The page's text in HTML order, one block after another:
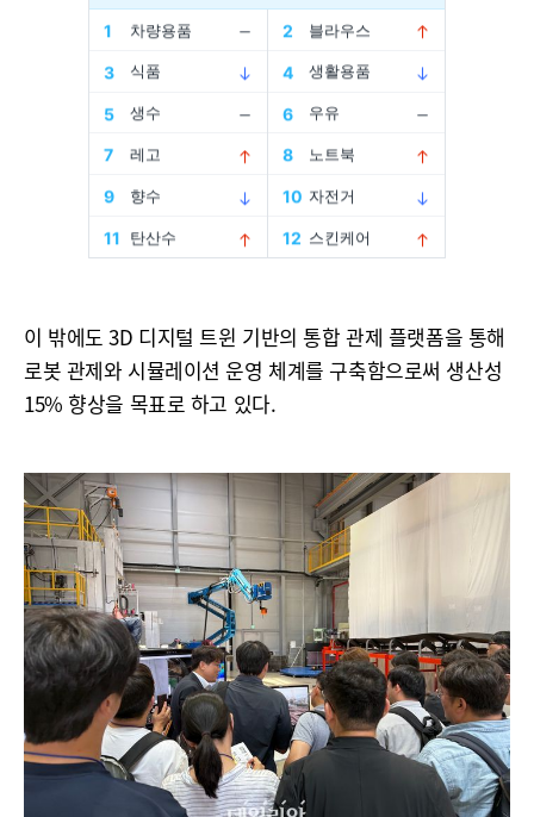
이 밖에도 3D 디지털 트윈 기반의 통합 관제 플랫폼을 통해
로봇 관제와 시뮬레이션 운영 체계를 구축함으로써 생산성
15% 향상을 목표로 하고 있다.